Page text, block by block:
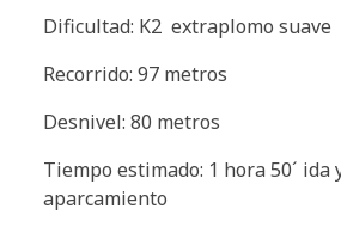
Dificultad: K2 extraplomo suave
Recorrido: 97 metros
Desnivel: 80 metros
Tiempo estimado: 1 hora 50´ ida
aparcamiento